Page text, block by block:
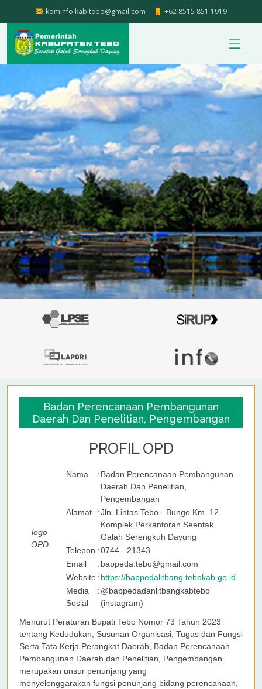
kominfo.kab.tebo@gmail.com +62 8515 851 1919
Badan Perencanaan Pembangunan
Daerah Dan Penelitian, Pengembangan
PROFIL OPD
logo
OPD
Nama : Badan Perencanaan Pembangunan
Daerah Dan Penelitian,
Pengembangan
Alamat
:Jln. Lintas Tebo - Bungo Km. 12
Komplek Perkantoran Seentak
Galah Serengkuh Dayung
Telepon :0744 - 21343
Email
: bappeda.tebo@gmail.com
Website : https://bappedalitbang.tebokab.go.id
Media
Sosial
: @bappedadanlitbangkabtebo
(instagram)
Menurut Peraturan Bupati Tebo Nomor 73 Tahun 2023
tentang Kedudukan, Susunan Organisasi, Tugas dan Fungsi
Serta Tata Kerja Perangkat Daerah, Badan Perencanaan
Pembangunan Daerah dan Penelitian, Pengembangan
merupakan unsur penunjang yang
menyelenggarakan fungsi penunjang bidang perencanaan,